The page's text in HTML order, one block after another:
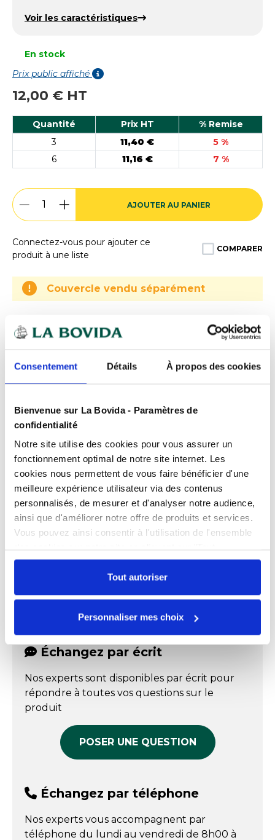
Consentement Détails À propos des cookies
Bienvenue sur La Bovida - Paramètres de
confidentialité
Notre site utilise des cookies pour vous assurer un
fonctionnement optimal de notre site internet. Les
cookies nous permettent de vous faire bénéficier d'une
meilleure expérience utilisateur via des contenus
personnalisés, de mesurer et d'analyser notre audience,
ainsi que d'améliorer notre offre de produits et services.
Vous pouvez ainsi consentir à l'utilisation de l'ensemble
autoriser". Cependant, si vous ne souhaitez autoriser que
certains types de cookies, veuillez cliquer sur
"Personnaliser mes choix".
Tout autoriser
Personnaliser mes choix
Voir les caractéristiques
En stock
Prix public affiché
12,00 € HT
Quantité Prix HT
% Remise
3
11,40 €
5 %
6
11,16 € 7 %
AJOUTER AU PANIER
Connectez-vous pour ajouter ce
produit à une liste
COMPARER
Couvercle vendu séparément
Expéditionrapide
Présentation
Idéal pour les salades, présentation des aliments en
comptoir même réfrigéré.
Restaurant, GMS, boucheries, boulangeries,
hôtelleries, self-service, traiteurs, poissonneries.
Utilisable de -20°C à +80°C.
ondes ou bain marie.
Retrouvez le couvercle vendu
séparément dans l'onglet produits
Caractéristiques
Contact alimentaire oui
Contenance 0.5 l
GN 1/4
Longueur 26.5 cm
Température maxi +80 °C
Produits complémentaires
Couvercle à encoche
Référence : 0101018619
En stock
Prix public affiché
19,25 € HT
COMPARER
Documents téléchargeables
FPP_0100281325.PDF
Échangez par écrit
Nos experts sont disponibles par écrit pour
répondre à toutes vos questions sur le
produit
POSER UNE QUESTION
Échangez par téléphone
Nos experts vous accompagnent par
téléphone du lundi au vendredi de 8h00 à